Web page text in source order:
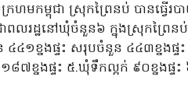
ហមកម្ពុជា ស្រុកព្រៃនប់ បានធ្វ
ពលរដ្ឋនៅឃុំចំនួន៦ ក្នុងស្រុកព្រៃន
១ខ្នងផ្ទះ សរុបចំនួន ៤៤៣ខ្នងផ្
៧ខ្នងផ្ទះ ៥.ឃុំទឹកល្អក់ ៩០ខ្នងផ្ទះ